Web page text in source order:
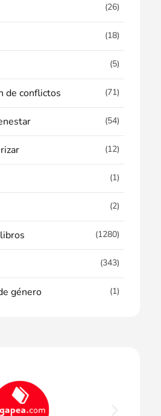
(26)
(18)
(5)
de conflictos (71)
(54)
(12)
(1)
(2)
(1280)
(343)
género (1)